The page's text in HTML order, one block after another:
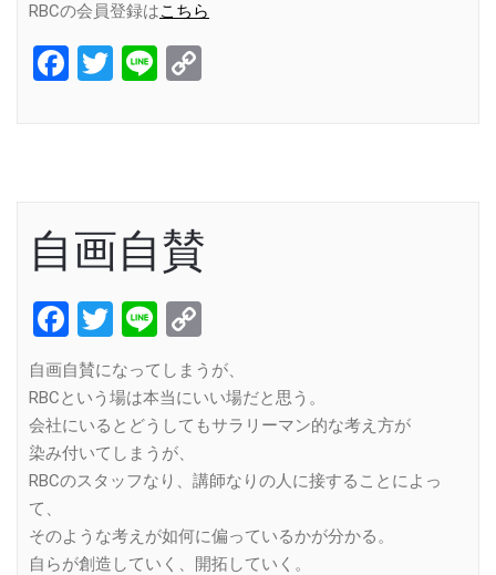
RBCの会員登録はこちら
Facebook
Twitter
Line
自画自賛
Facebook
Twitter
Line
Link
自画自賛になってしまうが、
RBCという場は本当にいい場だと思う。
会社にいるとどうしてもサラリーマン的な考え方が
染み付いてしまうが、
RBCのスタッフなり、講師なりの人に接することによっ
て、
そのような考えが如何に偏っているかが分かる。
自らが創造していく、開拓していく。